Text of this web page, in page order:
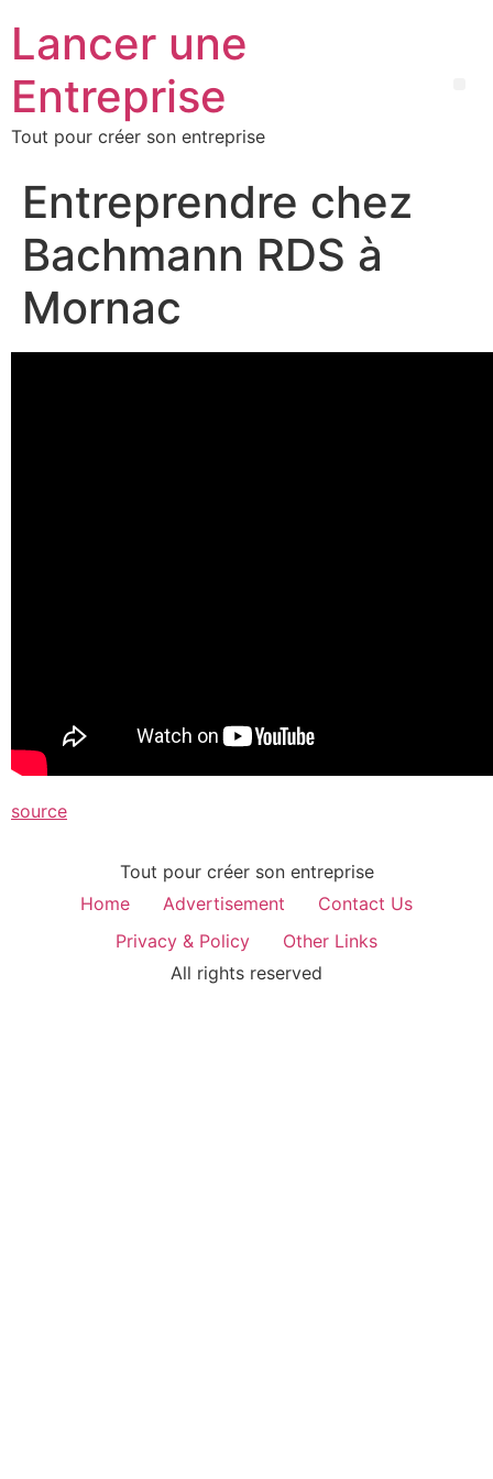
Lancer une
Entreprise
Tout pour créer son entreprise
Entreprendre chez
Bachmann RDS à
Mornac
source
Tout pour créer son entreprise
Home
Advertisement
Contact Us
Privacy & Policy
Other Links
All rights reserved